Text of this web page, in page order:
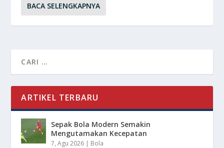
BACA SELENGKAPNYA
ARTIKEL TERBARU
Sepak Bola Modern Semakin
Mengutamakan Kecepatan
7, Agu 2026 | Bola